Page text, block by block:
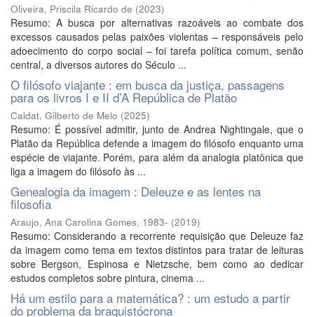
Oliveira, Priscila Ricardo de (2023)
Resumo: A busca por alternativas razoáveis ao combate dos
excessos causados pelas paixões violentas – responsáveis pelo
adoecimento do corpo social – foi tarefa política comum, senão
central, a diversos autores do Século ...
O filósofo viajante : em busca da justiça, passagens
para os livros I e II d’A República de Platão
Caldat, Gilberto de Melo (2025)
Resumo: É possível admitir, junto de Andrea Nightingale, que o
Platão da República defende a imagem do filósofo enquanto uma
espécie de viajante. Porém, para além da analogia platônica que
liga a imagem do filósofo às ...
Genealogia da imagem : Deleuze e as lentes na
filosofia
Araujo, Ana Carolina Gomes, 1983- (2019)
Resumo: Considerando a recorrente requisição que Deleuze faz
da imagem como tema em textos distintos para tratar de leituras
sobre Bergson, Espinosa e Nietzsche, bem como ao dedicar
estudos completos sobre pintura, cinema ...
Há um estilo para a matemática? : um estudo a partir
do problema da braquistócrona